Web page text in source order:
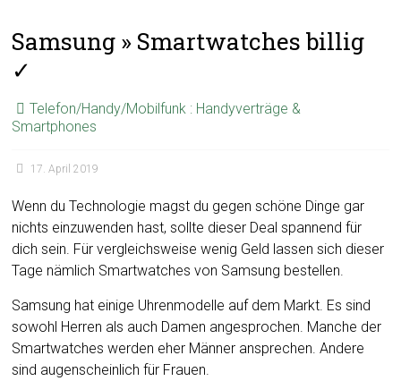
Samsung » Smartwatches billig
✓
Telefon/Handy/Mobilfunk : Handyverträge &
Smartphones
17. April 2019
Wenn du Technologie magst du gegen schöne Dinge gar
nichts einzuwenden hast, sollte dieser Deal spannend für
dich sein. Für vergleichsweise wenig Geld lassen sich dieser
Tage nämlich Smartwatches von Samsung bestellen.
Samsung hat einige Uhrenmodelle auf dem Markt. Es sind
sowohl Herren als auch Damen angesprochen. Manche der
Smartwatches werden eher Männer ansprechen. Andere
sind augenscheinlich für Frauen.